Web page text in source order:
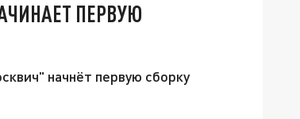
ПЕРВУЮ
начнёт первую сборку